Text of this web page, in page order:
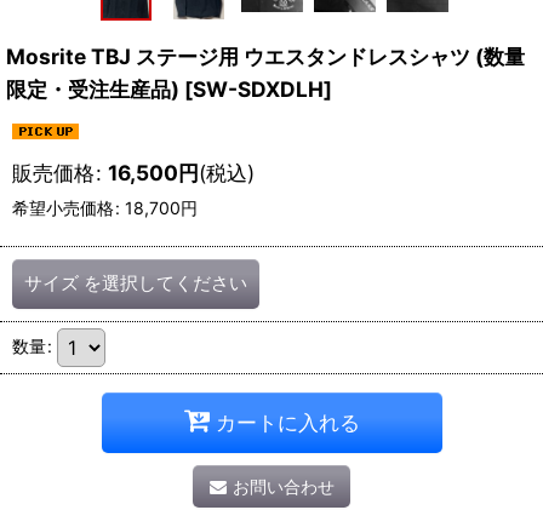
Mosrite TBJ ステージ用 ウエスタンドレスシャツ (数量
限定・受注生産品) [SW-SDXDLH]
販売価格: 16,500円(税込)
希望小売価格: 18,700円
サイズ を選択してください
数量:
カートに入れる
お問い合わせ